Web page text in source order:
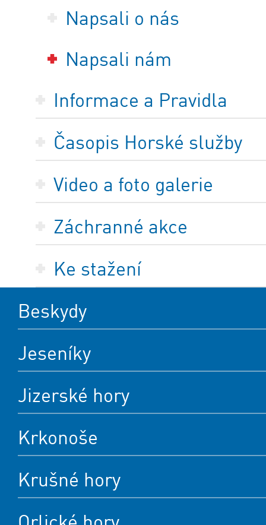
Napsali o nás
Napsali nám
Informace a Pravidla
Časopis Horské služby
Video a foto galerie
Záchranné akce
Ke stažení
Beskydy
Jeseníky
Jizerské hory
Krkonoše
Krušné hory